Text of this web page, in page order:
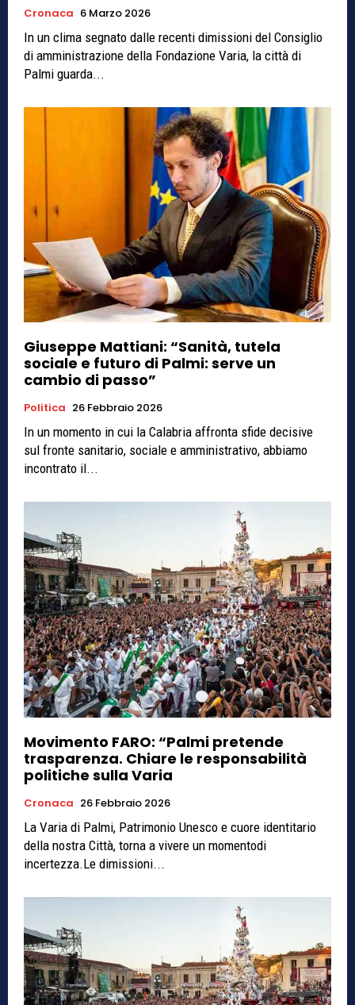
Cronaca 6 Marzo 2026
In un clima segnato dalle recenti dimissioni del Consiglio
di amministrazione della Fondazione Varia, la città di
Palmi guarda...
Giuseppe Mattiani: “Sanità, tutela
sociale e futuro di Palmi: serve un
cambio di passo”
Politica 26 Febbraio 2026
In un momento in cui la Calabria affronta sfide decisive
sul fronte sanitario, sociale e amministrativo, abbiamo
incontrato il...
Movimento FARO: “Palmi pretende
trasparenza. Chiare le responsabilità
politiche sulla Varia
Cronaca 26 Febbraio 2026
La Varia di Palmi, Patrimonio Unesco e cuore identitario
della nostra Città, torna a vivere un momentodi
incertezza.Le dimissioni...